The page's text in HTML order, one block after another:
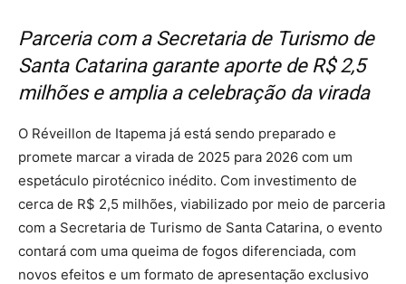
Parceria com a Secretaria de Turismo de
Santa Catarina garante aporte de R$ 2,5
milhões e amplia a celebração da virada
O Réveillon de Itapema já está sendo preparado e
promete marcar a virada de 2025 para 2026 com um
espetáculo pirotécnico inédito. Com investimento de
cerca de R$ 2,5 milhões, viabilizado por meio de parceria
com a Secretaria de Turismo de Santa Catarina, o evento
contará com uma queima de fogos diferenciada, com
novos efeitos e um formato de apresentação exclusivo